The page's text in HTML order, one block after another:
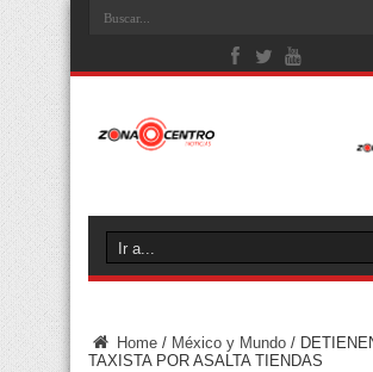
Home / México y Mundo /
TAXISTA POR ASALTA TIENDAS